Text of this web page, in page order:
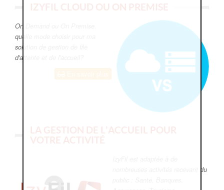
IZYFIL CLOUD OU ON PREMISE
On Demand ou On Premise,
quelle mode choisir pour ma
solution de gestion de file
d'attente et de l'accueil?
LA GESTION DE L'ACCUEIL POUR
VOTRE ACTIVITÉ
nombreuses activités recevant du